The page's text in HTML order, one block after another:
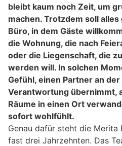
bleibt kaum noch Zeit, um
machen. Trotzdem soll
Büro, in dem Gäste
die Wohnung, die nach
oder die Liegenschaft, die
werden will. In solchen
Gefühl, einen Partner an
Verantwortung übernimmt,
Räume in einen Ort
sofort wohlfühlt.
Genau dafür steht die Merita
fast drei Jahrzehnten. Das